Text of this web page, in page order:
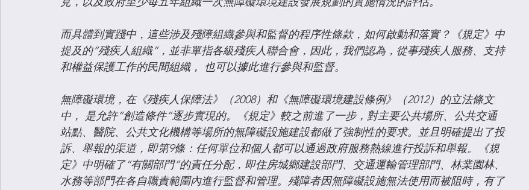
而具體到實踐中，這些涉及殘障組織參與和監督的程序性條款，如何啟動和落實？《規定》中
提及的“殘疾人組織”，並非單指各級殘疾人聯合會，因此，我們認為，從事殘疾人服務、支持
和權益保護工作的民間組織， 也可以據此進行參與和監督。
無障礙環境，在《殘疾人保障法》（2008）和《無障礙環境建設條例》（2012）的立法條文
中， 是允許“創造條件”逐步實現的。《規定》較之前進了一步，對主要公共場所、公共交通
站點、醫院、公共文化機構等場所的無障礙設施建設都做了強制性的要求。並且明確提出了投
訴、舉報的渠道，即第9條：任何單位和個人都可以通過政府服務熱線進行投訴和舉報。《規
定》中明確了“有關部門”的責任分配，即住房城鄉建設部門、交通運輸管理部門、林業園林、
水務等部門在各自職責範圍內進行監督和管理。殘障者因無障礙設施無法使用而被阻時，有了